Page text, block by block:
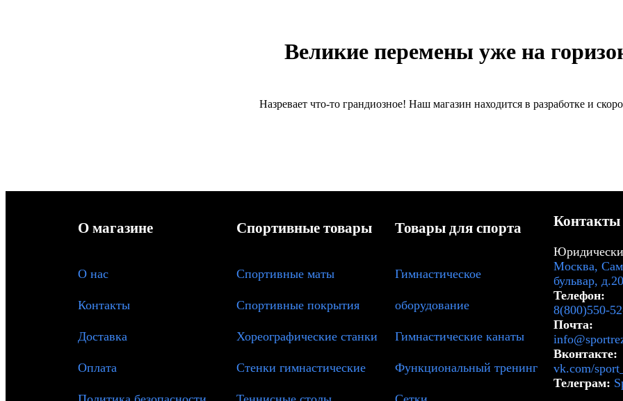
Великие перемены уже на
Назревает что-то грандиозное! Наш магазин находится в разработке и
О магазине
О нас
Контакты
Доставка
Оплата
Спортивные товары
Спортивные маты
Спортивные покрытия
Хореографические станки
Стенки гимнастические
Товары для спорта
Гимнастическое
оборудование
Гимнастические канаты
Функциональный тренинг
Контакты
Москва,
бульвар, д.20
Телефон:
8(800)550-
Почта:
Вконтакте:
vk.com/
Телеграм: